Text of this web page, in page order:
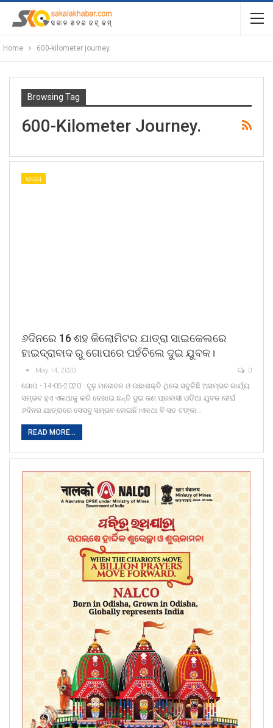
Home 600-kilometer journey.
Browsing Tag
600-Kilometer Journey.
ରାଜ୍ୟ
୬ଦିନରେ 16 ଶହ କିଲୋମିଟର ଯାତ୍ରା ସାଇକେଲରେ
ହାଇଦ୍ରାବାଦ ରୁ ଗୋପରେ ପହଁଚିଲେ ଦୁଇ ଯୁବକ।
May 14, 2020 0
ଗୋପ - 14-05-2020 : ଦୃଢ଼ ମନୋବଳ ଓ ଇଛାଶକ୍ତି ଥିଲେ ସବୁକିଛି ଅସମ୍ଭବ କାର୍ଯ୍ୟ
ସମ୍ଭବ ହୁଏ ଏକଥାକୁ କରି ଦେଖାଇ ଛନ୍ତି ଦୁଇ ଜଣ ପ୍ରବାସୀ ଓଡିଆ ଯୁବକ।ଦୀର୍ଘ
୬ଦିନର ଯାତ୍ରାରେ ସେସବୁ ସମ୍ଭବ ହୋଇଛି।ଏକଥା ବି ସତ ଟଙ୍କା…
READ MORE...